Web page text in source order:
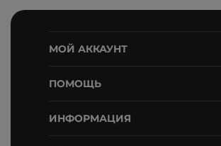
МОЙ АККАУНТ
ПОМОЩЬ
ИНФОРМАЦИЯ